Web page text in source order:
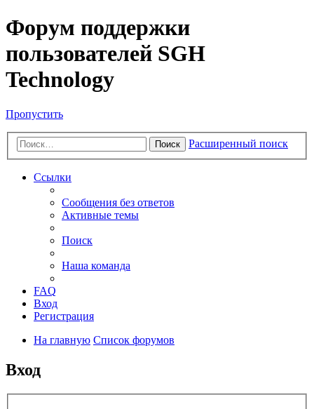
Форум поддержки
пользователей SGH
Technology
Пропустить
Поиск Расширенный поиск
Ссылки
Сообщения без ответов
Активные темы
Поиск
Наша команда
FAQ
Вход
Регистрация
На главную Список форумов
Вход